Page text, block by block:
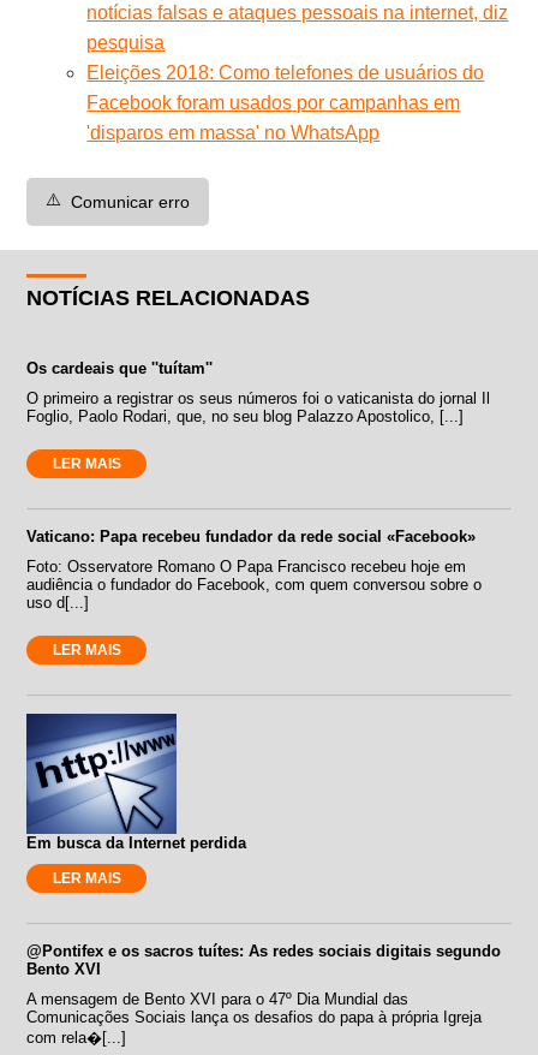
notícias falsas e ataques pessoais na internet, diz
pesquisa
Eleições 2018: Como telefones de usuários do
Facebook foram usados por campanhas em
'disparos em massa' no WhatsApp
⚠️ Comunicar erro
NOTÍCIAS RELACIONADAS
Os cardeais que ''tuítam''
O primeiro a registrar os seus números foi o vaticanista do jornal Il
Foglio, Paolo Rodari, que, no seu blog Palazzo Apostolico, [...]
LER MAIS
Vaticano: Papa recebeu fundador da rede social «Facebook»
Foto: Osservatore Romano O Papa Francisco recebeu hoje em
audiência o fundador do Facebook, com quem conversou sobre o
uso d[...]
LER MAIS
Em busca da Internet perdida
LER MAIS
@Pontifex e os sacros tuítes: As redes sociais digitais segundo
Bento XVI
A mensagem de Bento XVI para o 47º Dia Mundial das
Comunicações Sociais lança os desafios do papa à própria Igreja
com rela�[...]